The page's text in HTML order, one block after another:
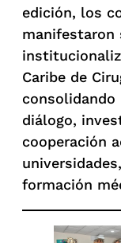
edición, los
manifestaron
Caribe de
consolidando
diálogo,
cooperación
formación